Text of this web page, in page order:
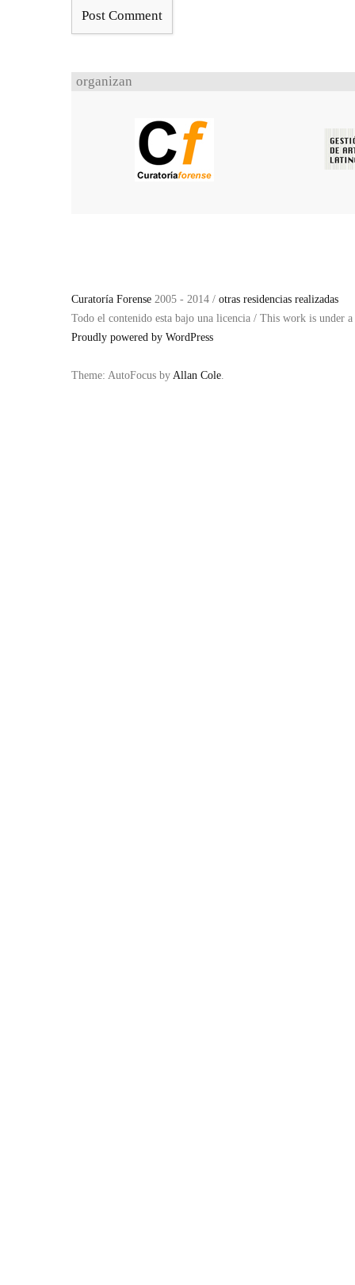
organizan
Curatoría Forense 2005 - 2014 / otras residencias realizadas
Todo el contenido esta bajo una licencia / This work is under a
Proudly powered by WordPress
Theme: AutoFocus by Allan Cole.